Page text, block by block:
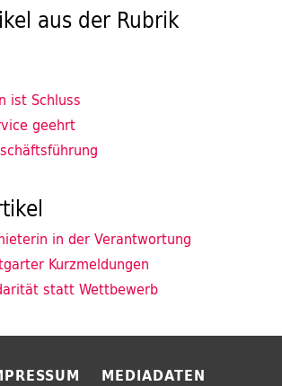
aus der Rubrik
ist Schluss
geehrt
in der Verantwortung
Kurzmeldungen
statt Wettbewerb
MEDIADATEN